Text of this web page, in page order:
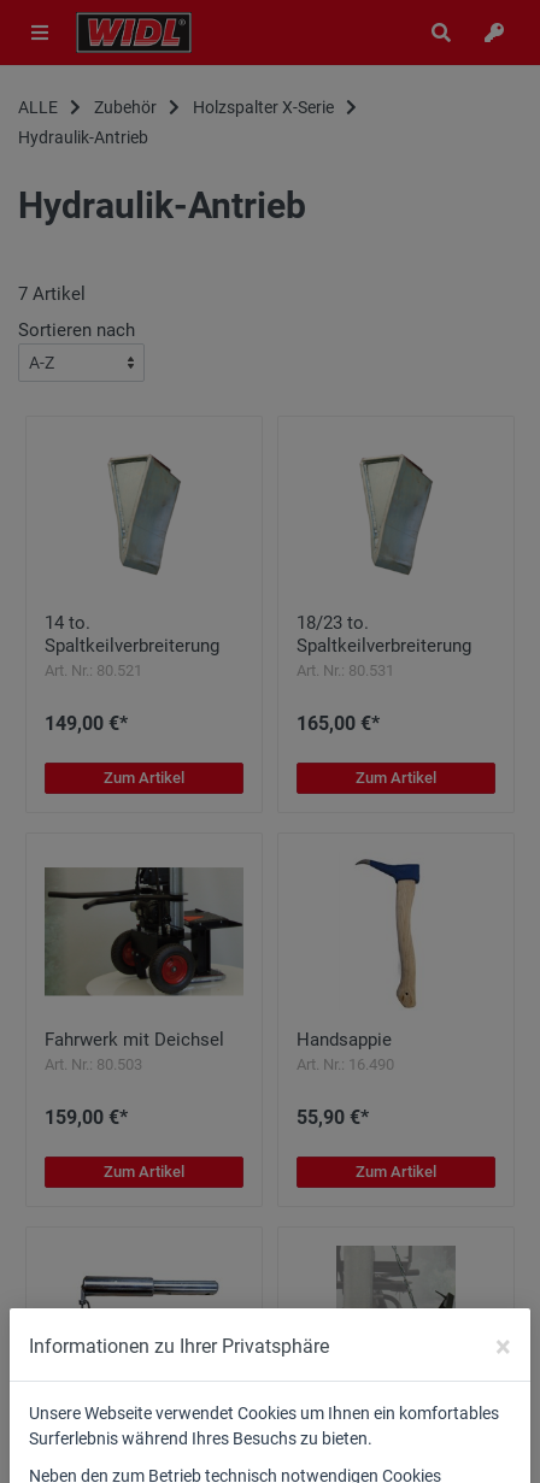
ALLE Zubehör
Holzspalter X-Serie
Hydraulik-Antrieb
Hydraulik-Antrieb
7 Artikel
Sortieren nach
14 to.
Spaltkeilverbreiterung
Art. Nr.: 80.521
149,00 €*
Zum Artikel
18/23 to.
Spaltkeilverbreiterung
Art. Nr.: 80.531
165,00 €*
Zum Artikel
Fahrwerk mit Deichsel
Art. Nr.: 80.503
159,00 €*
Zum Artikel
Handsappie
Art. Nr.: 16.490
55,90 €*
Zum Artikel
Oberlenker Bolzen mit
Stammheber für XM/XL-
Informationen zu Ihrer Privatsphäre ×
Unsere Webseite verwendet Cookies um Ihnen ein komfortables
Surferlebnis während Ihres Besuchs zu bieten.
Neben den zum Betrieb technisch notwendigen Cookies